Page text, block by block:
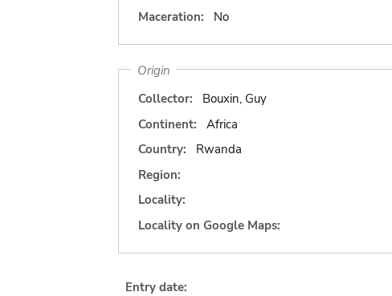
Maceration:
No
Origin
Collector:
Bouxin, Guy
Continent:
Africa
Country:
Rwanda
Region:
Locality:
Locality on Google Maps:
Entry date: